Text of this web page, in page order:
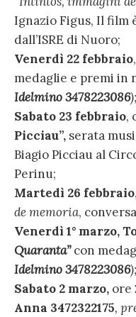
Ignazio Figus, Il film
dall’ISRE di Nuoro;
Venerdì 22 febbraio,
medaglie e premi in
Idelmino 3478223086);
Sabato 23 febbraio,
Picciau”, serata
Biagio Picciau al
Perinu;
Martedì 26 febbraio
de memoria,
Venerdì 1° marzo,
Quaranta”con
Idelmino 3478223086);
Sabato 2 marzo, ore
Anna 3472322175,